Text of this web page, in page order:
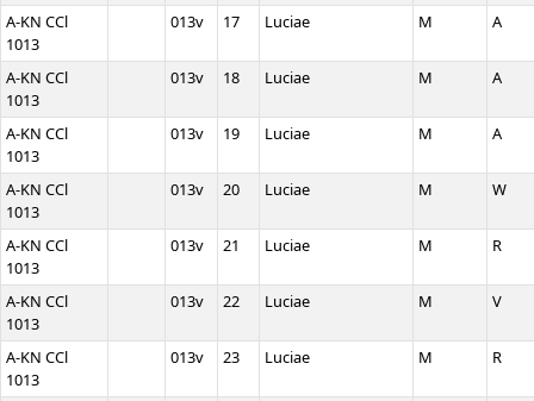
A-KN CCl
1013
013v 17 Luciae M A
A-KN CCl
1013
013v 18 Luciae M A
A-KN CCl
1013
013v 19 Luciae M A
A-KN CCl
1013
013v 20 Luciae M W
A-KN CCl
1013
013v 21 Luciae M R
A-KN CCl
1013
013v 22 Luciae M V
A-KN CCl
1013
013v 23 Luciae M R